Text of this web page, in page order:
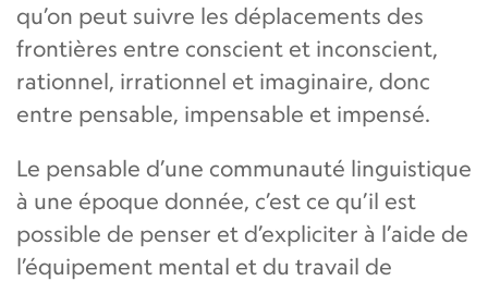
qu’on peut suivre les déplacements des
frontières entre conscient et inconscient,
rationnel, irrationnel et imaginaire, donc
entre pensable, impensable et impensé.
Le pensable d’une communauté linguistique
à une époque donnée, c’est ce qu’il est
possible de penser et d’expliciter à l’aide de
l’équipement mental et du travail de